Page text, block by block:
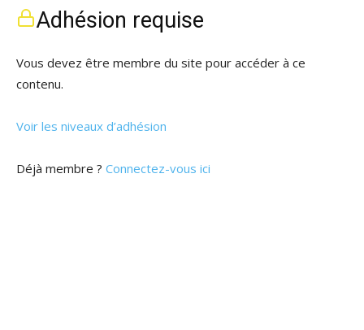
Adhésion requise
Vous devez être membre du site pour accéder à ce
contenu.
Voir les niveaux d’adhésion
Déjà membre ? Connectez-vous ici